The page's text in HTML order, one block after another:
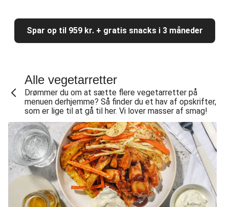
Spar op til 959 kr. + gratis snacks i 3 måneder
Alle vegetarretter
Drømmer du om at sætte flere vegetarretter på
menuen derhjemme? Så finder du et hav af opskrifter,
som er lige til at gå til her. Vi lover masser af smag!